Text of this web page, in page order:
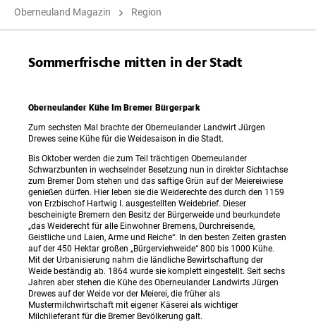
Oberneuland Magazin Region
Sommerfrische mitten in der Stadt
Oberneulander Kühe Im Bremer Bürgerpark
Zum sechsten Mal brachte der Oberneulander Landwirt Jürgen
Drewes seine Kühe für die Weidesaison in die Stadt.
Bis Oktober werden die zum Teil trächtigen Oberneulander
Schwarzbunten in wechselnder Besetzung nun in direkter Sichtachse
zum Bremer Dom stehen und das saftige Grün auf der Meiereiwiese
genießen dürfen. Hier leben sie die Weiderechte des durch den 1159
von Erzbischof Hartwig I. ausgestellten Weidebrief. Dieser
bescheinigte Bremern den Besitz der Bürgerweide und beurkundete
„das Weiderecht für alle Einwohner Bremens, Durchreisende,
Geistliche und Laien, Arme und Reiche“. In den besten Zeiten grasten
auf der 450 Hektar großen „Bürgerviehweide“ 800 bis 1000 Kühe.
Mit der Urbanisierung nahm die ländliche Bewirtschaftung der
Weide beständig ab. 1864 wurde sie komplett eingestellt. Seit sechs
Jahren aber stehen die Kühe des Oberneulander Landwirts Jürgen
Drewes auf der Weide vor der Meierei, die früher als
Mustermilchwirtschaft mit eigener Käserei als wichtiger
Milchlieferant für die Bremer Bevölkerung galt.